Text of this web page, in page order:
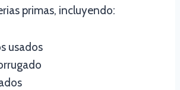
primas, incluyendo:
usados